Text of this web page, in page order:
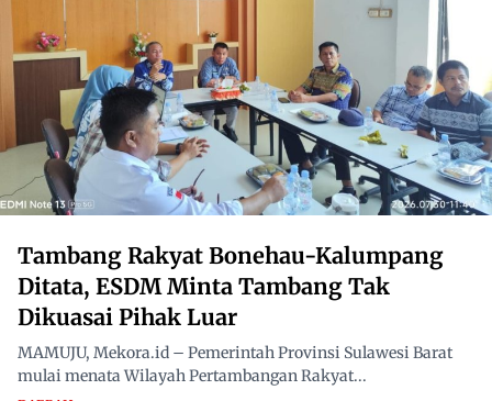
Tambang Rakyat Bonehau-Kalumpang
Ditata, ESDM Minta Tambang Tak
Dikuasai Pihak Luar
MAMUJU, Mekora.id – Pemerintah Provinsi Sulawesi Barat
mulai menata Wilayah Pertambangan Rakyat...